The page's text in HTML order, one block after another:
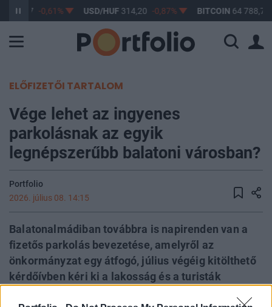
363,17 -0,61% USD/HUF314,20 -0,87% BITCOIN64 788,70
ELŐFIZETŐI TARTALOM
Vége lehet az ingyenes
parkolásnak az egyik
legnépszerűbb balatoni városban?
Portfolio
2026. július 08. 14:15
Balatonalmádiban továbbra is napirenden van a
fizetős parkolás bevezetése, amelyről az
önkormányzat egy átfogó, július végéig kitölthető
kérdőívben kéri ki a lakosság és a turisták